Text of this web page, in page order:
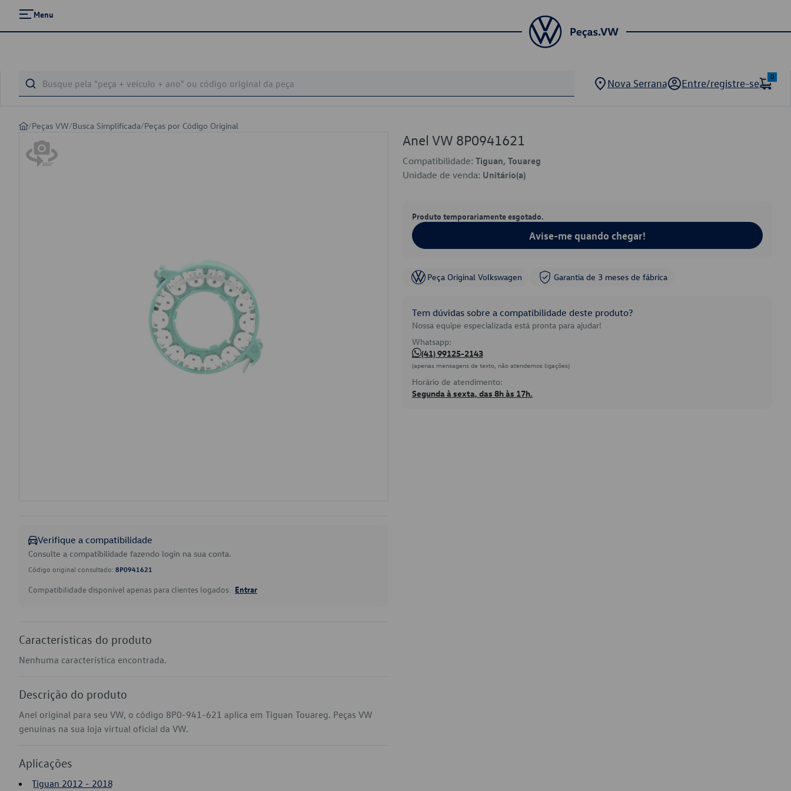
Menu
Nova Serrana Entre/registre-se
0
/Peças VW/Busca Simplificada/Peças por Código Original
Verifique a compatibilidade
Consulte a compatibilidade fazendo login na sua conta.
Código original consultado: 8P0941621
Compatibilidade disponível apenas para clientes logados. Entrar
Características do produto
Nenhuma característica encontrada.
Descrição do produto
Anel original para seu VW, o código 8P0-941-621 aplica em Tiguan Touareg. Peças VW
genuínas na sua loja virtual oficial da VW.
Aplicações
Tiguan 2012 - 2018
Anel VW 8P0941621
Compatibilidade: Tiguan, Touareg
Unidade de venda: Unitário(a)
Produto temporariamente esgotado.
Avise-me quando chegar!
Peça Original Volkswagen Garantia de 3 meses de fábrica
Tem dúvidas sobre a compatibilidade deste produto?
Nossa equipe especializada está pronta para ajudar!
Whatsapp:
(41) 99125-2143
(apenas mensagens de texto, não atendemos ligações)
Horário de atendimento:
Segunda à sexta, das 8h às 17h.